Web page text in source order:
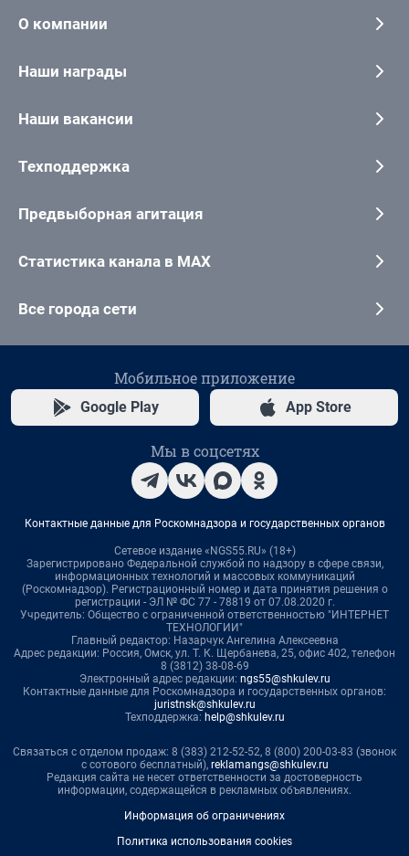
О компании
Наши награды
Наши вакансии
Техподдержка
Предвыборная агитация
Статистика канала в MAX
Все города сети
Мобильное приложение
Google Play App Store
Мы в соцсетях
Контактные данные для Роскомнадзора и государственных органов
Сетевое издание «NGS55.RU» (18+)
Зарегистрировано Федеральной службой по надзору в сфере связи,
информационных технологий и массовых коммуникаций
(Роскомнадзор). Регистрационный номер и дата принятия решения о
регистрации - ЭЛ № ФС 77 - 78819 от 07.08.2020 г.
Учредитель: Общество с ограниченной ответственностью "ИНТЕРНЕТ
ТЕХНОЛОГИИ"
Главный редактор: Назарчук Ангелина Алексеевна
Адрес редакции: Россия, Омск, ул. Т. К. Щербанева, 25, офис 402, телефон
8 (3812) 38-08-69
Электронный адрес редакции: ngs55@shkulev.ru
Контактные данные для Роскомнадзора и государственных органов:
juristnsk@shkulev.ru
Техподдержка: help@shkulev.ru
Связаться с отделом продаж: 8 (383) 212-52-52, 8 (800) 200-03-83 (звонок
с сотового бесплатный), reklamangs@shkulev.ru
Редакция сайта не несет ответственности за достоверность
информации, содержащейся в рекламных объявлениях.
Информация об ограничениях
Политика использования cookies